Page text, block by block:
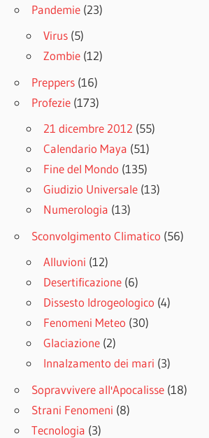
Pandemie (23)
Virus (5)
Zombie (12)
Preppers (16)
Profezie (173)
21 dicembre 2012 (55)
Calendario Maya (51)
Fine del Mondo (135)
Giudizio Universale (13)
Numerologia (13)
Sconvolgimento Climatico (56)
Alluvioni (12)
Desertificazione (6)
Dissesto Idrogeologico (4)
Fenomeni Meteo (30)
Glaciazione (2)
Innalzamento dei mari (3)
Sopravvivere all'Apocalisse (18)
Strani Fenomeni (8)
Tecnologia (3)